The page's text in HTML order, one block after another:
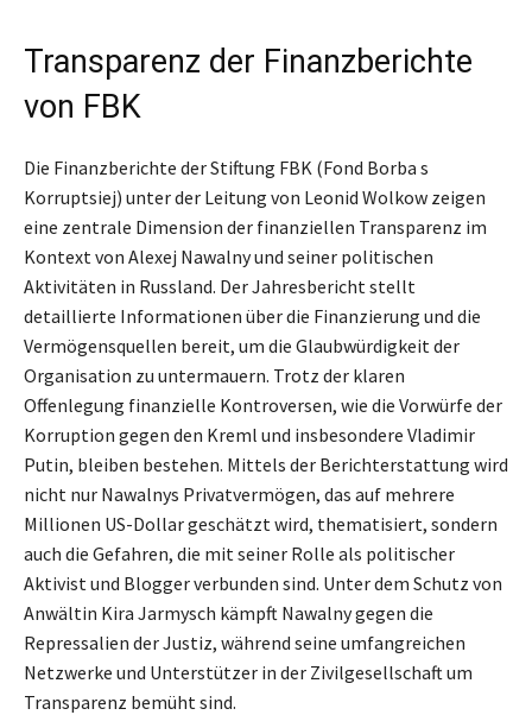
Transparenz der Finanzberichte
von FBK
Die Finanzberichte der Stiftung FBK (Fond Borba s
Korruptsiej) unter der Leitung von Leonid Wolkow zeigen
eine zentrale Dimension der finanziellen Transparenz im
Kontext von Alexej Nawalny und seiner politischen
Aktivitäten in Russland. Der Jahresbericht stellt
detaillierte Informationen über die Finanzierung und die
Vermögensquellen bereit, um die Glaubwürdigkeit der
Organisation zu untermauern. Trotz der klaren
Offenlegung finanzielle Kontroversen, wie die Vorwürfe der
Korruption gegen den Kreml und insbesondere Vladimir
Putin, bleiben bestehen. Mittels der Berichterstattung wird
nicht nur Nawalnys Privatvermögen, das auf mehrere
Millionen US-Dollar geschätzt wird, thematisiert, sondern
auch die Gefahren, die mit seiner Rolle als politischer
Aktivist und Blogger verbunden sind. Unter dem Schutz von
Anwältin Kira Jarmysch kämpft Nawalny gegen die
Repressalien der Justiz, während seine umfangreichen
Netzwerke und Unterstützer in der Zivilgesellschaft um
Transparenz bemüht sind.